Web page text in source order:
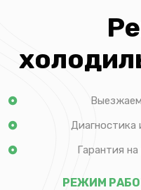
Диагностика
Гарантия
РЕЖИМ